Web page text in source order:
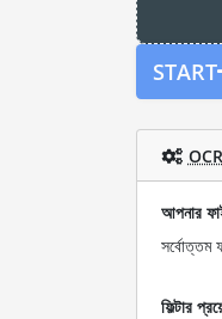
START
OCR
আপনার
সর্বোত্তম
ফিল্টার